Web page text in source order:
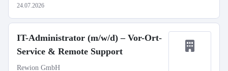
24.07.2026
IT-Administrator (m/w/d) – Vor-Ort-
Service & Remote Support
Rewion GmbH